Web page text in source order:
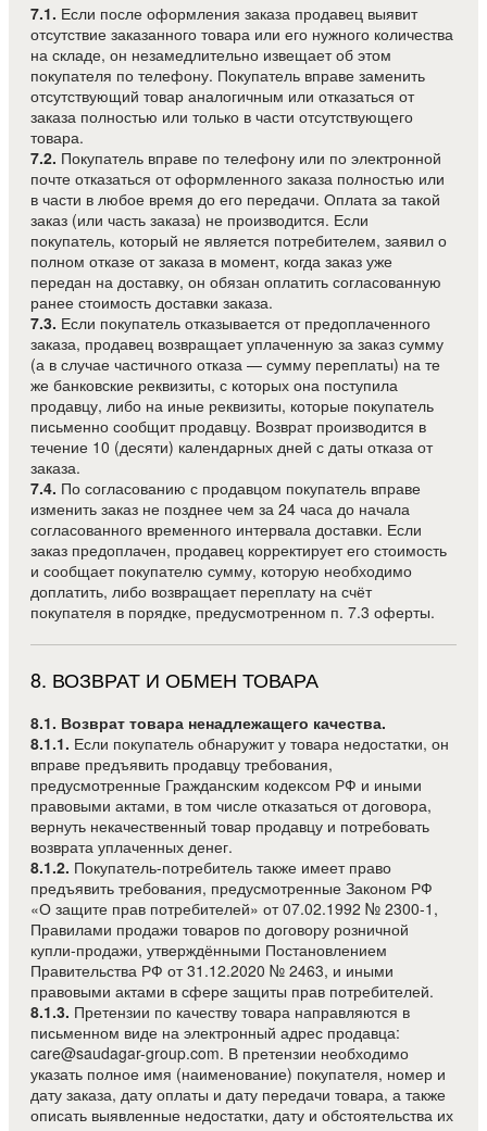
7.1. Если после оформления заказа продавец выявит
отсутствие заказанного товара или его нужного количества
на складе, он незамедлительно извещает об этом
покупателя по телефону. Покупатель вправе заменить
отсутствующий товар аналогичным или отказаться от
заказа полностью или только в части отсутствующего
товара.
7.2. Покупатель вправе по телефону или по электронной
почте отказаться от оформленного заказа полностью или
в части в любое время до его передачи. Оплата за такой
заказ (или часть заказа) не производится. Если
покупатель, который не является потребителем, заявил о
полном отказе от заказа в момент, когда заказ уже
передан на доставку, он обязан оплатить согласованную
ранее стоимость доставки заказа.
7.3. Если покупатель отказывается от предоплаченного
заказа, продавец возвращает уплаченную за заказ сумму
(а в случае частичного отказа — сумму переплаты) на те
же банковские реквизиты, с которых она поступила
продавцу, либо на иные реквизиты, которые покупатель
письменно сообщит продавцу. Возврат производится в
течение 10 (десяти) календарных дней с даты отказа от
заказа.
7.4. По согласованию с продавцом покупатель вправе
изменить заказ не позднее чем за 24 часа до начала
согласованного временного интервала доставки. Если
заказ предоплачен, продавец корректирует его стоимость
и сообщает покупателю сумму, которую необходимо
доплатить, либо возвращает переплату на счёт
покупателя в порядке, предусмотренном п. 7.3 оферты.
8. ВОЗВРАТ И ОБМЕН ТОВАРА
8.1. Возврат товара ненадлежащего качества.
8.1.1. Если покупатель обнаружит у товара недостатки, он
вправе предъявить продавцу требования,
предусмотренные Гражданским кодексом РФ и иными
правовыми актами, в том числе отказаться от договора,
вернуть некачественный товар продавцу и потребовать
возврата уплаченных денег.
8.1.2. Покупатель-потребитель также имеет право
предъявить требования, предусмотренные Законом РФ
«О защите прав потребителей» от 07.02.1992 № 2300-1,
Правилами продажи товаров по договору розничной
купли-продажи, утверждёнными Постановлением
Правительства РФ от 31.12.2020 № 2463, и иными
правовыми актами в сфере защиты прав потребителей.
8.1.3. Претензии по качеству товара направляются в
письменном виде на электронный адрес продавца:
care@saudagar-group.com. В претензии необходимо
указать полное имя (наименование) покупателя, номер и
дату заказа, дату оплаты и дату передачи товара, а также
описать выявленные недостатки, дату и обстоятельства их